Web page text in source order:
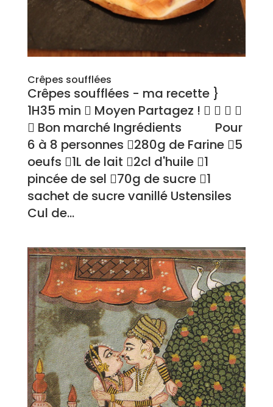
Crêpes soufflées
Crêpes soufflées - ma recette }
1H35 min  Moyen Partagez !    
 Bon marché Ingrédients Pour
6 à 8 personnes 280g de Farine 5
oeufs 1L de lait 2cl d'huile 1
pincée de sel 70g de sucre 1
sachet de sucre vanillé Ustensiles
Cul de...